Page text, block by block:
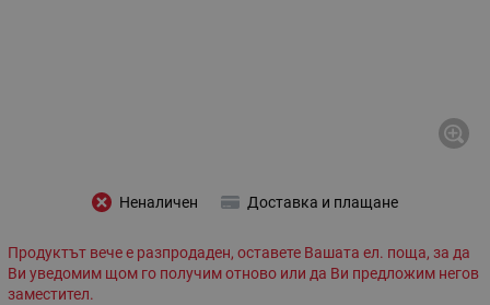
Неналичен Доставка и плащане
Продуктът вече е разпродаден, оставете Вашата ел. поща, за да
Ви уведомим щом го получим отново или да Ви предложим негов
заместител.